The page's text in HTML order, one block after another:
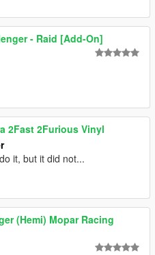
- Raid [Add-On]
2Fast 2Furious Vinyl
it, but it did not...
(Hemi) Mopar Racing